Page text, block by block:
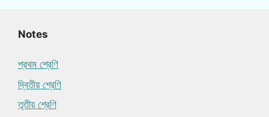
Notes
প্রথম শ্রেণি
দ্বিতীয় শ্রেণি
তৃতীয় শ্রেণি